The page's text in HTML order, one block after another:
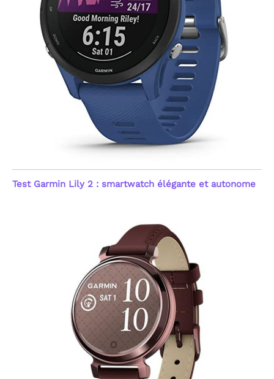
[Santé 24/7 : Capteur
Optique Haute
Performance] Priorisez
votre bien-être avec
notre capteur optique
avancé de nouvelle
génération. Cette montre
connectée femme et
homme assure un suivi
continu 24h/24 de votre
fréquence cardiaque et
du taux d'oxygène dans le
sang (SpO2). Le système
émet une alerte
d'anomalie du rythme
cardiaque, offrant une
de vos activités sur votre
forme. Note : Ce produit
n'est pas un dispositif
médical ; les données
sont fournies à titre
indicatif pour le suivi du
fitness et du bien-être
général, visant une
gestion simplifiée de
votre capital santé au
quotidien.
Stress & Suivi du Cycle
Féminin] Optimisez votre
repos avec une analyse
Test Garmin Lily 2 : smartwatch élégante et autonome